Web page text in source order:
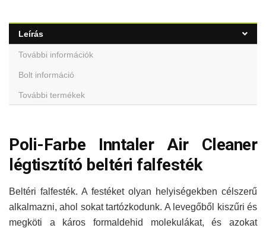
Leírás
További információk
Bolt információ
További termékek
Poli-Farbe Inntaler Air Cleaner
légtisztító beltéri falfesték
Beltéri falfesték. A festéket olyan helyiségekben célszerű
alkalmazni, ahol sokat tartózkodunk. A levegőből kiszűri és
megköti a káros formaldehid molekulákat, és azokat